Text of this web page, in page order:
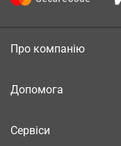
Про компанію
Допомога
Сервіси